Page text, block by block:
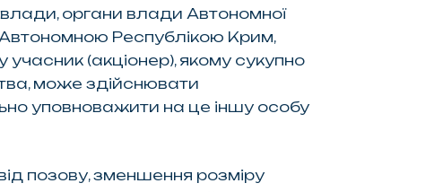
органи влади Автономної
Республікою Крим,
(акціонер), якому сукупно
може здійснювати
уповноважити на це іншу особу
позову, зменшення розміру